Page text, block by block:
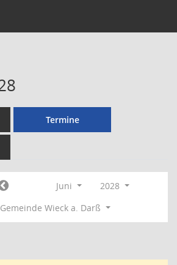
Termine
Juni
2028
Gemeinde Wieck a. Darß